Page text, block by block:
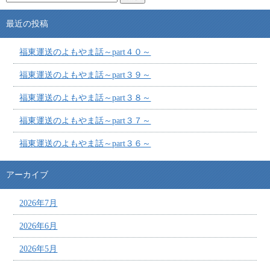
最近の投稿
福東運送のよもやま話～part４０～
福東運送のよもやま話～part３９～
福東運送のよもやま話～part３８～
福東運送のよもやま話～part３７～
福東運送のよもやま話～part３６～
アーカイブ
2026年7月
2026年6月
2026年5月